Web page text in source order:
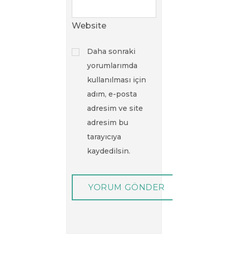
Website
Daha sonraki
yorumlarımda
kullanılması için
adım, e-posta
adresim ve site
adresim bu
tarayıcıya
kaydedilsin.